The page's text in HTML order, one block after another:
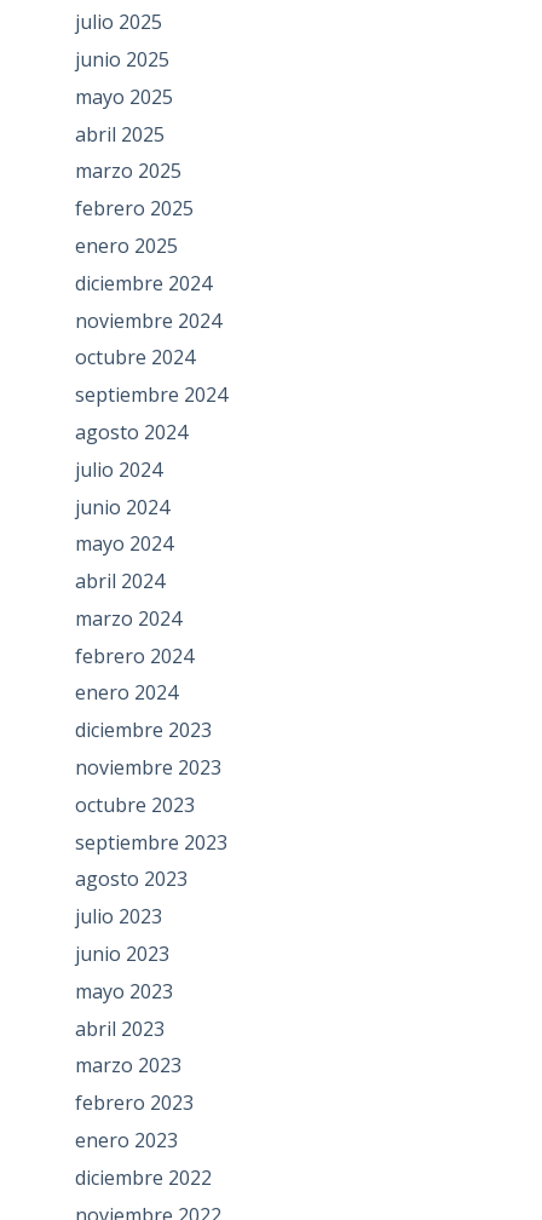
julio 2025
junio 2025
mayo 2025
abril 2025
marzo 2025
febrero 2025
enero 2025
diciembre 2024
noviembre 2024
octubre 2024
septiembre 2024
agosto 2024
julio 2024
junio 2024
mayo 2024
abril 2024
marzo 2024
febrero 2024
enero 2024
diciembre 2023
noviembre 2023
octubre 2023
septiembre 2023
agosto 2023
julio 2023
junio 2023
mayo 2023
abril 2023
marzo 2023
febrero 2023
enero 2023
diciembre 2022